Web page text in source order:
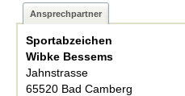
Ansprechpartner
Sportabzeichen
Wibke Bessems
Jahnstrasse
65520 Bad Camberg